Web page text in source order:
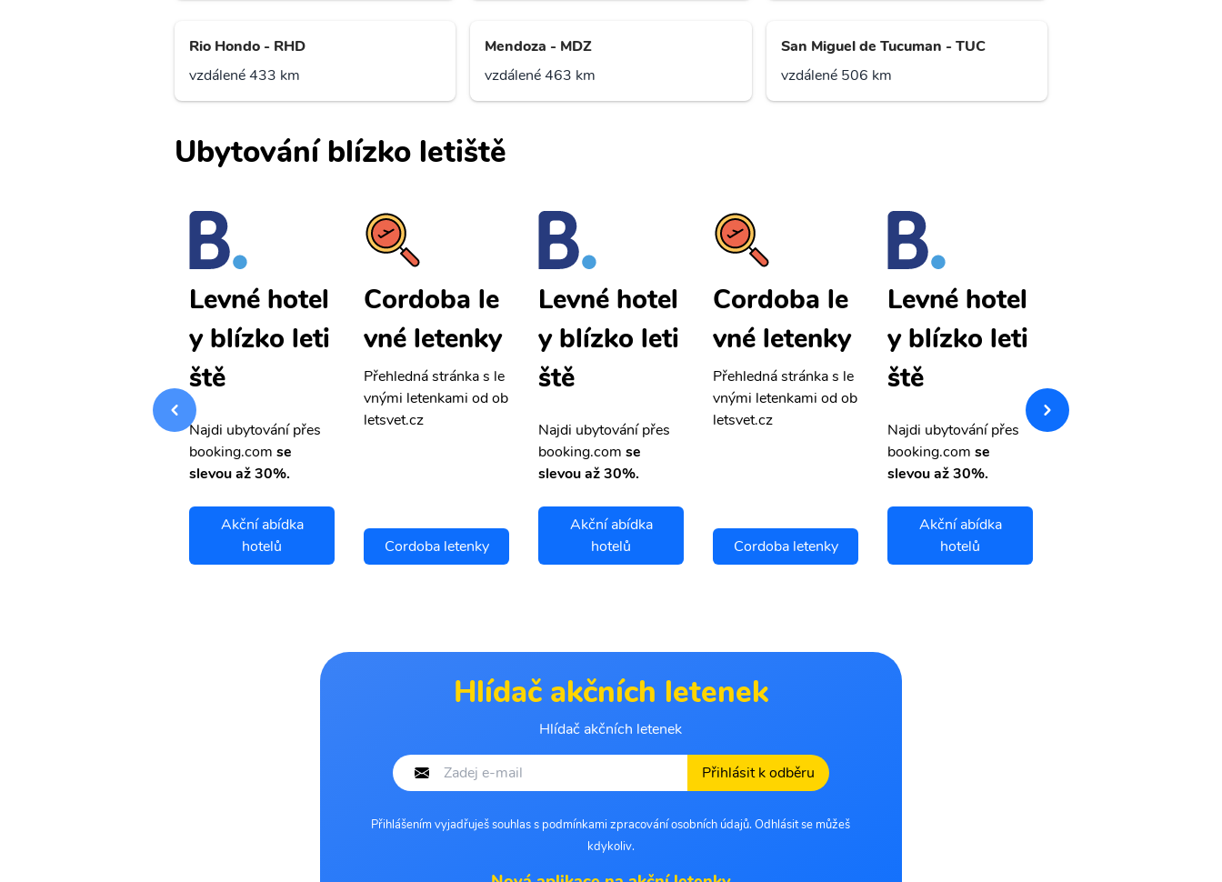
Rio Hondo - RHD
vzdálené 433 km
Mendoza - MDZ
vzdálené 463 km
San Miguel de Tucuman - TUC
vzdálené 506 km
Ubytování blízko letiště
vnými letenkami od ob
Levné hotel
y blízko leti
ště
Najdi ubytování přes
booking.com se
slevou až 30%.
Akční abídka
hotelů
Cordoba le
vné letenky
Přehledná stránka s le
vnými letenkami od ob
letsvet.cz
Cordoba letenky
Levné hotel
y blízko leti
ště
Najdi ubytování přes
booking.com se
slevou až 30%.
Akční abídka
hotelů
Cordoba le
vné letenky
Přehledná stránka s le
vnými letenkami od ob
letsvet.cz
Cordoba letenky
Levné hotel
y blízko leti
ště
Najdi ubytování přes
booking.com se
slevou až 30%.
Akční abídka
hotelů
vnými letenkami od ob
letsvet.cz
Hlídač akčních letenek
Hlídač akčních letenek
Přihlásit k odběru
Přihlášením vyjadřuješ souhlas s podmínkami zpracování osobních údajů. Odhlásit se můžeš
kdykoliv.